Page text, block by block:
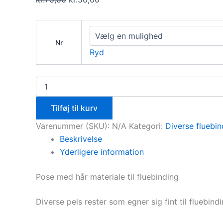
Nr
Ryd
Tilføj til kurv
Varenummer (SKU): N/A Kategori: Diverse
Beskrivelse
Yderligere information
Pose med hår materiale til fluebinding
Diverse pels rester som egner sig fint til